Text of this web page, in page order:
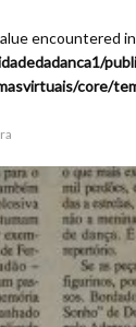
encountered in
core/